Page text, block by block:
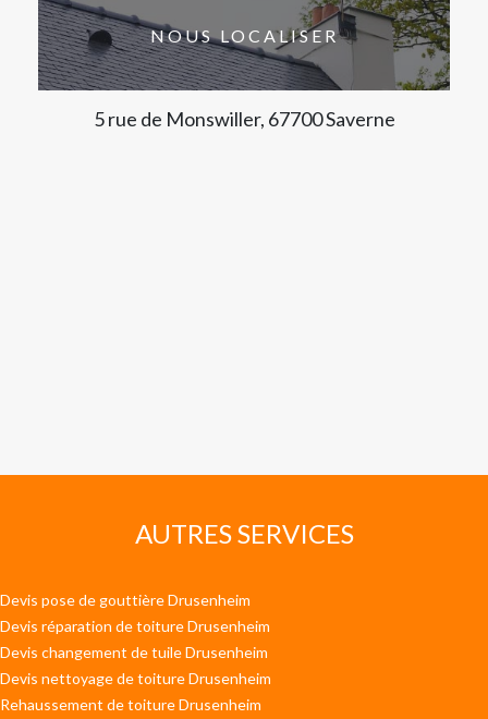
NOUS LOCALISER
5 rue de Monswiller, 67700 Saverne
AUTRES SERVICES
Devis pose de gouttière Drusenheim
Devis réparation de toiture Drusenheim
Devis changement de tuile Drusenheim
Devis nettoyage de toiture Drusenheim
Rehaussement de toiture Drusenheim